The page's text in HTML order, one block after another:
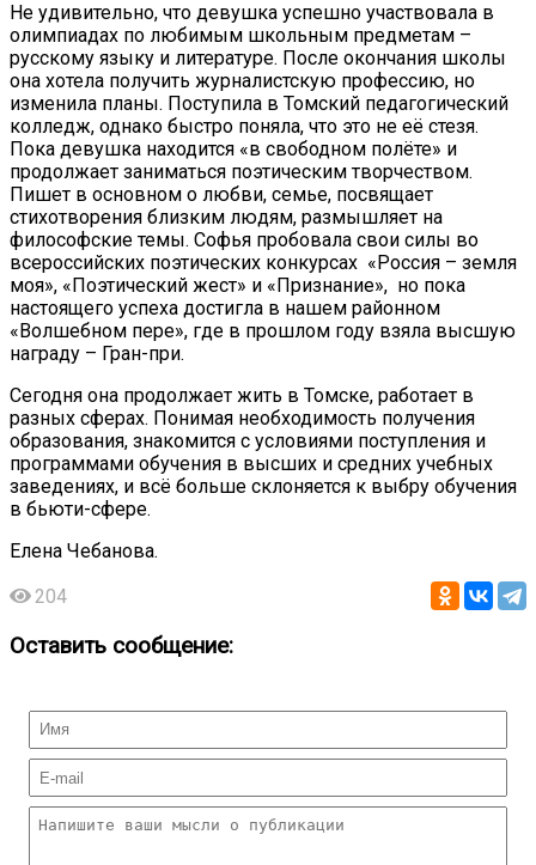
Не удивительно, что девушка успешно участвовала в
олимпиадах по любимым школьным предметам –
русскому языку и литературе. После окончания школы
она хотела получить журналистскую профессию, но
изменила планы. Поступила в Томский педагогический
колледж, однако быстро поняла, что это не её стезя.
Пока девушка находится «в свободном полёте» и
продолжает заниматься поэтическим творчеством.
Пишет в основном о любви, семье, посвящает
стихотворения близким людям, размышляет на
философские темы. Софья пробовала свои силы во
всероссийских поэтических конкурсах «Россия – земля
моя», «Поэтический жест» и «Признание», но пока
настоящего успеха достигла в нашем районном
«Волшебном пере», где в прошлом году взяла высшую
награду – Гран-при.
Сегодня она продолжает жить в Томске, работает в
разных сферах. Понимая необходимость получения
образования, знакомится с условиями поступления и
программами обучения в высших и средних учебных
заведениях, и всё больше склоняется к выбру обучения
в бьюти-сфере.
Елена Чебанова.
204
Оставить сообщение: